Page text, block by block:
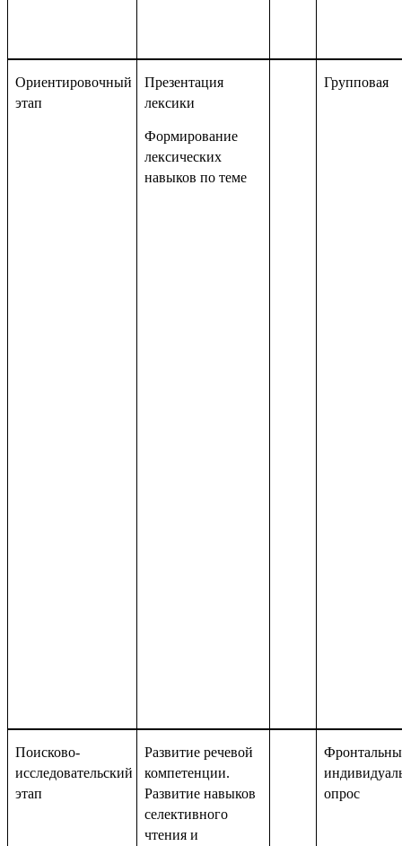
Ориентировочный
этап
Презентация
лексики
Формирование
лексических
навыков по теме
Групповая
Поисково-
исследовательский
этап
Развитие речевой
компетенции.
Развитие навыков
селективного
чтения и
опрос